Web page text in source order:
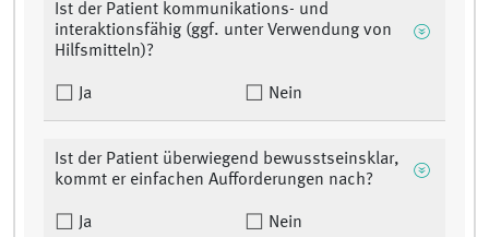
Ist der Patient kommunikations- und
interaktionsfähig (ggf. unter Verwendung von
Hilfsmitteln)?
Ja Nein
Ist der Patient überwiegend bewusstseinsklar,
kommt er einfachen Aufforderungen nach?
Ja Nein